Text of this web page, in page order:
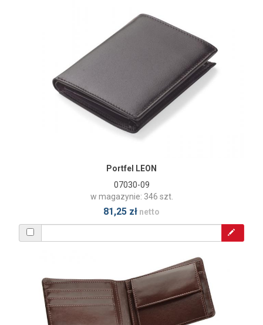
Portfel LEON
07030-09
w magazynie: 346 szt.
81,25 zł netto